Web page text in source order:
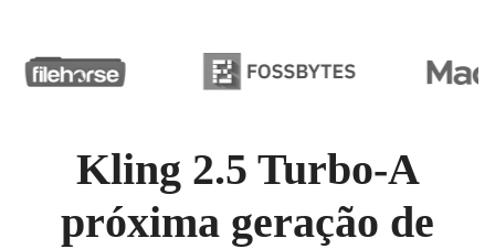
Kling 2.5 Turbo-A
próxima geração de